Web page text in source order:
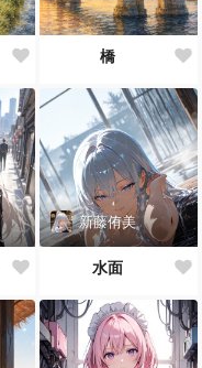
橋
新藤侑美
水面